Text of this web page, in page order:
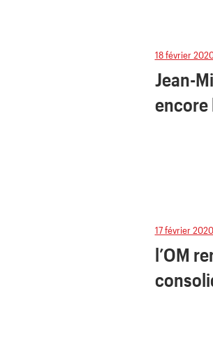
18 février
Jean-
encore
17 février 2020
l’OM